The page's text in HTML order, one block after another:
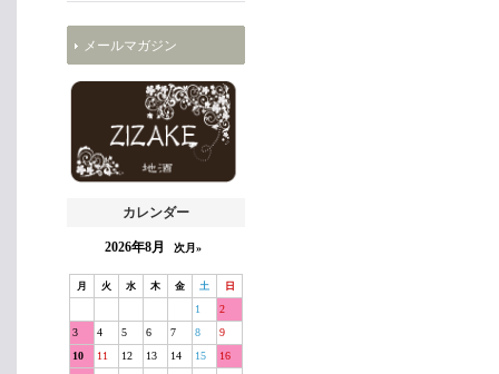
メールマガジン
カレンダー
2026年8月 次月»
月 火 水 木 金 土 日
1
2
3
4 5 6 7 8
9
10
11 12 13 14 15
16